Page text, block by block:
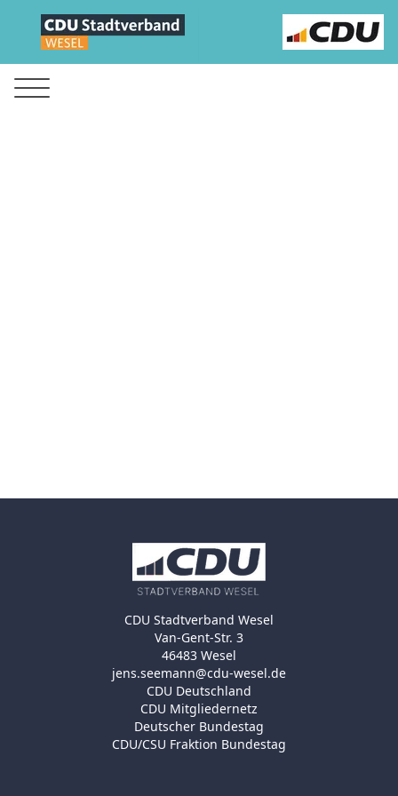
CDU Stadtverband Wesel
Van-Gent-Str. 3
46483 Wesel
jens.seemann@cdu-wesel.de
CDU Deutschland
CDU Mitgliedernetz
Deutscher Bundestag
CDU/CSU Fraktion Bundestag